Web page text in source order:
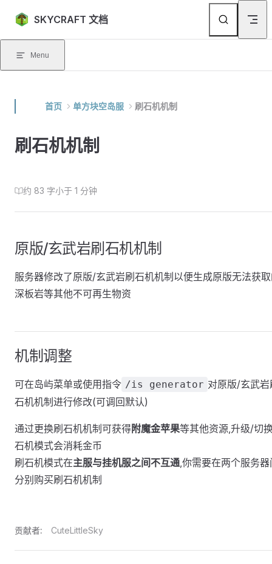
Skip to content
SKYCRAFT 文档
Menu
首页 单方块空岛服 刷石机机制
刷石机机制
约 83 字小于 1 分钟
原版/玄武岩刷石机机制
服务器修改了原版/玄武岩刷石机机制以便生成原版无法获
深板岩等其他不可再生物资
机制调整
可在岛屿菜单或使用指令 /is generator 对原版/玄武岩
石机机制进行修改(可调回默认)
通过更换刷石机机制可获得附魔金苹果等其他资源,升级/切
石机模式会消耗金币
刷石机模式在主服与挂机服之间不互通,你需要在两个服务器
分别购买刷石机机制
贡献者: CuteLittleSky